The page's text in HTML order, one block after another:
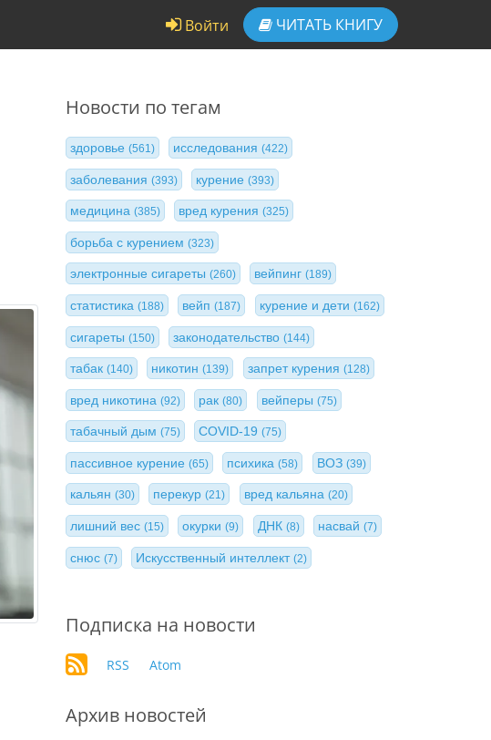
Войти ЧИТАТЬ КНИГУ
Новости по тегам
здоровье (561) исследования(422)
заболевания (393) курение(393)
медицина (385) вред курения(325)
борьба с курением (323)
электронные сигареты (260) вейпинг(189)
статистика (188) вейп(187) курение и дети (162)
сигареты (150) законодательство(144)
табак (140) никотин(139) запрет курения (128)
вред никотина (92) рак(80) вейперы (75)
табачный дым (75) COVID-19(75)
пассивное курение (65) психика(58) ВОЗ (39)
кальян (30) перекур(21) вред кальяна (20)
лишний вес (15) окурки(9) ДНК (8) насвай(7)
снюс (7) Искусственный интеллект(2)
Подписка на новости
RSS Atom
Архив новостей